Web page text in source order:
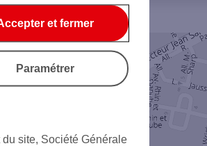
site, Société Générale
et fermer
Paramétrer